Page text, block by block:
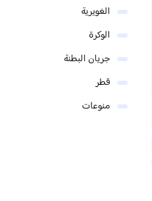
الغويرية
الوكرة
جريان البطنة
قطر
منوعات